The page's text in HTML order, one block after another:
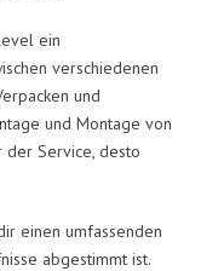
ein
verschiedenen
und
und Montage von
der Service, desto
einen umfassenden
abgestimmt ist.